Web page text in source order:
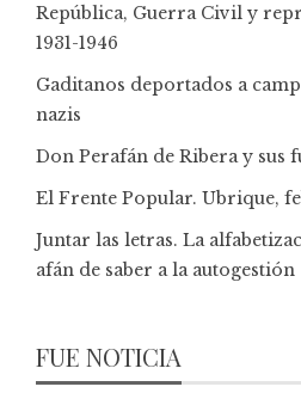
República, Guerra Civil y
1931-1946
Gaditanos deportados a
nazis
Don Perafán de Ribera y sus
El Frente Popular. Ubrique,
Juntar las letras. La
afán de saber a la autogestión
FUE NOTICIA